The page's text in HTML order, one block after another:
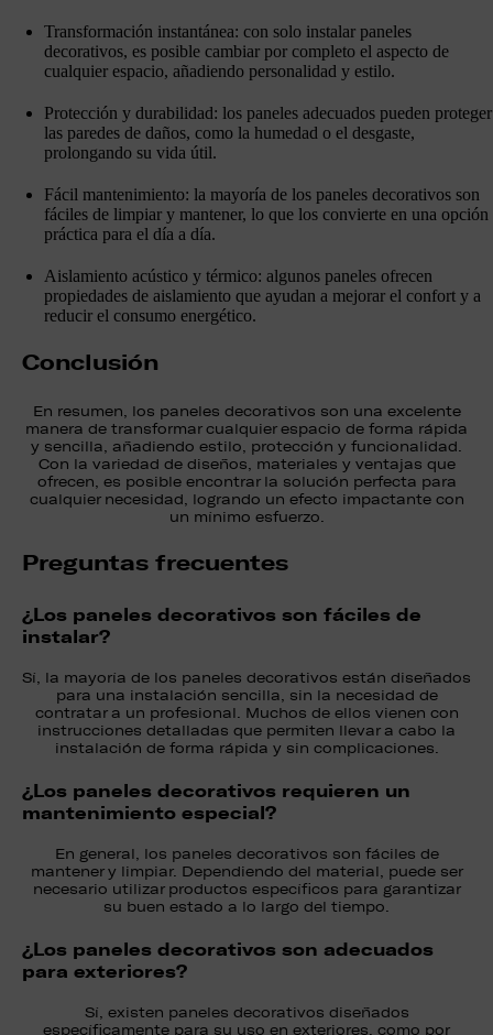
Transformación instantánea: con solo instalar paneles
decorativos, es posible cambiar por completo el aspecto de
cualquier espacio, añadiendo personalidad y estilo.
Protección y durabilidad: los paneles adecuados pueden proteger
las paredes de daños, como la humedad o el desgaste,
prolongando su vida útil.
Fácil mantenimiento: la mayoría de los paneles decorativos son
fáciles de limpiar y mantener, lo que los convierte en una opción
práctica para el día a día.
Aislamiento acústico y térmico: algunos paneles ofrecen
propiedades de aislamiento que ayudan a mejorar el confort y a
reducir el consumo energético.
Conclusión
En resumen, los paneles decorativos son una excelente
manera de transformar cualquier espacio de forma rápida
y sencilla, añadiendo estilo, protección y funcionalidad.
Con la variedad de diseños, materiales y ventajas que
ofrecen, es posible encontrar la solución perfecta para
cualquier necesidad, logrando un efecto impactante con
un mínimo esfuerzo.
Preguntas frecuentes
¿Los paneles decorativos son fáciles de
instalar?
Sí, la mayoría de los paneles decorativos están diseñados
para una instalación sencilla, sin la necesidad de
contratar a un profesional. Muchos de ellos vienen con
instrucciones detalladas que permiten llevar a cabo la
instalación de forma rápida y sin complicaciones.
¿Los paneles decorativos requieren un
mantenimiento especial?
En general, los paneles decorativos son fáciles de
mantener y limpiar. Dependiendo del material, puede ser
necesario utilizar productos específicos para garantizar
su buen estado a lo largo del tiempo.
¿Los paneles decorativos son adecuados
para exteriores?
Sí, existen paneles decorativos diseñados
específicamente para su uso en exteriores, como por